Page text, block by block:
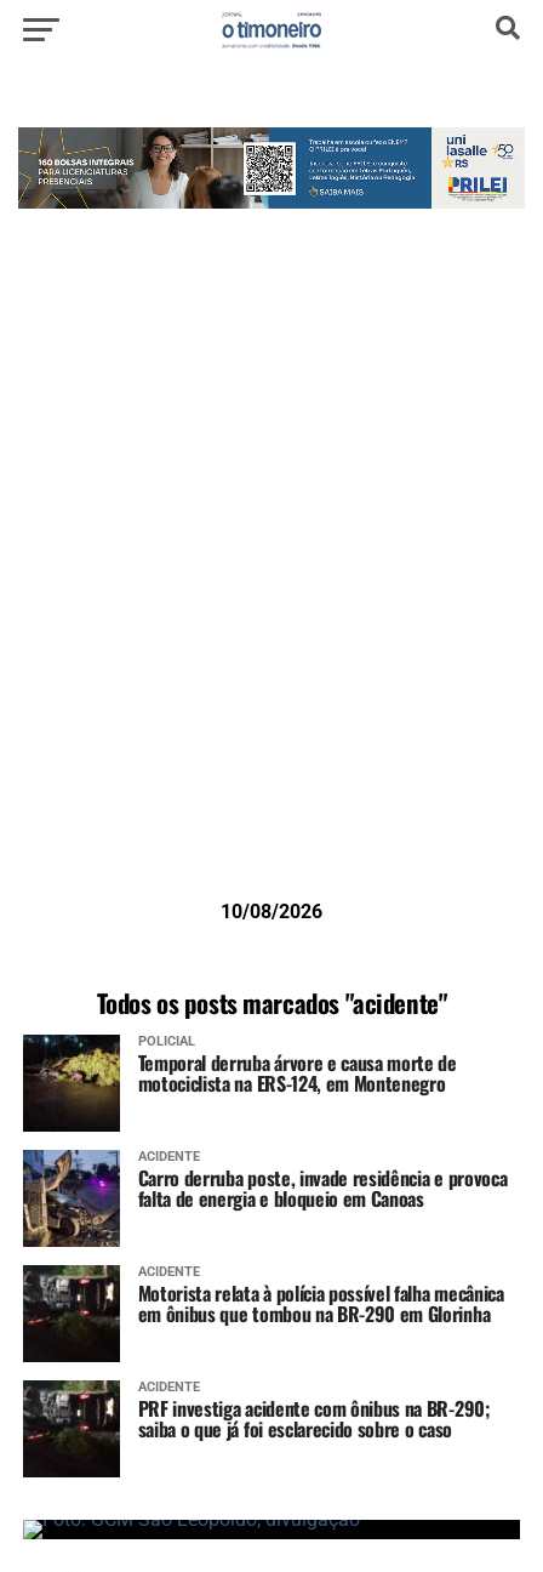
10/08/2026
Todos os posts marcados "acidente"
POLICIAL
Temporal derruba árvore e causa morte de
motociclista na ERS-124, em Montenegro
ACIDENTE
Carro derruba poste, invade residência e provoca
falta de energia e bloqueio em Canoas
ACIDENTE
Motorista relata à polícia possível falha mecânica
em ônibus que tombou na BR-290 em Glorinha
ACIDENTE
PRF investiga acidente com ônibus na BR-290;
saiba o que já foi esclarecido sobre o caso